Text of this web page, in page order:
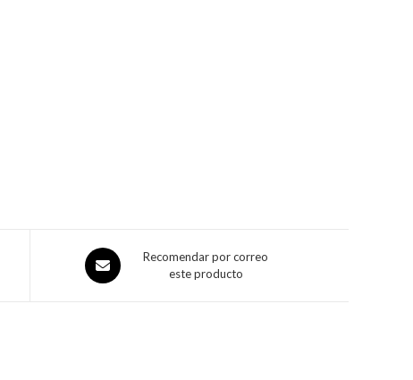
Recomendar por correo
este producto